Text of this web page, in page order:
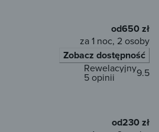
od650 zł
za 1 noc, 2 osoby
Zobacz dostępność
9.5
Rewelacyjny
5 opinii
od230 zł